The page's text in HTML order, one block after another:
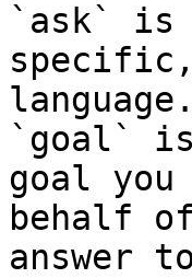
`ask` is
language.
`goal`
goal
behalf
answer